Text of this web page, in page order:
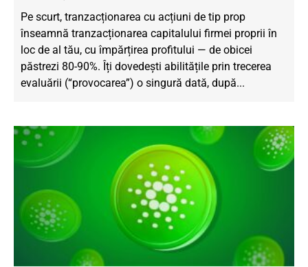
Pe scurt, tranzacționarea cu acțiuni de tip prop
înseamnă tranzacționarea capitalului firmei proprii în
loc de al tău, cu împărțirea profitului — de obicei
păstrezi 80-90%. Îți dovedești abilitățile prin trecerea
evaluării (“provocarea”) o singură dată, după...